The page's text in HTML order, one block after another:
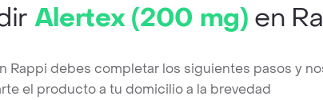
Alertex (200 mg) en
Rappi debes completar los siguientes pasos y
el producto a tu domicilio a la brevedad